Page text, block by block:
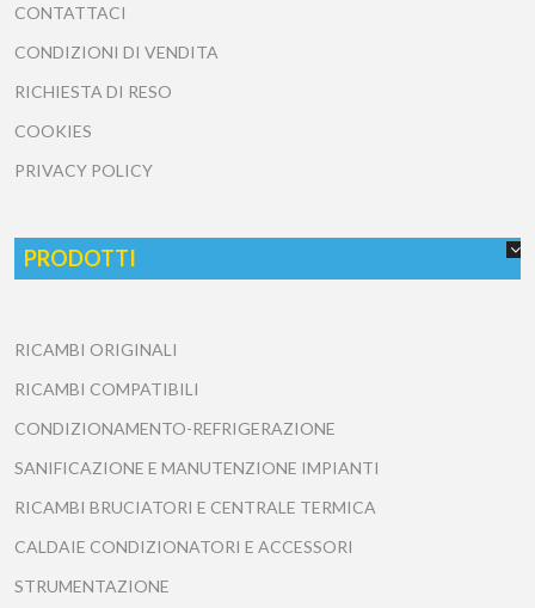
CONTATTACI
CONDIZIONI DI VENDITA
RICHIESTA DI RESO
COOKIES
PRIVACY POLICY
PRODOTTI
RICAMBI ORIGINALI
RICAMBI COMPATIBILI
CONDIZIONAMENTO-REFRIGERAZIONE
SANIFICAZIONE E MANUTENZIONE IMPIANTI
RICAMBI BRUCIATORI E CENTRALE TERMICA
CALDAIE CONDIZIONATORI E ACCESSORI
STRUMENTAZIONE